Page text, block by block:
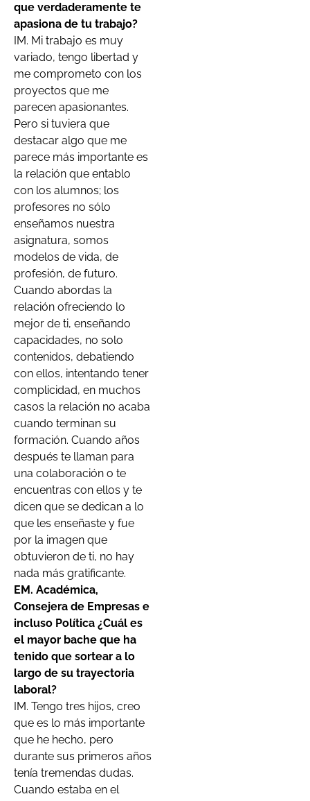
que verdaderamente te
apasiona de tu trabajo?
IM. Mi trabajo es muy
variado, tengo libertad y
me comprometo con los
proyectos que me
parecen apasionantes.
Pero si tuviera que
destacar algo que me
parece más importante es
la relación que entablo
con los alumnos; los
profesores no sólo
enseñamos nuestra
asignatura, somos
modelos de vida, de
profesión, de futuro.
Cuando abordas la
relación ofreciendo lo
mejor de ti, enseñando
capacidades, no solo
contenidos, debatiendo
con ellos, intentando tener
complicidad, en muchos
casos la relación no acaba
cuando terminan su
formación. Cuando años
después te llaman para
una colaboración o te
encuentras con ellos y te
dicen que se dedican a lo
que les enseñaste y fue
por la imagen que
obtuvieron de ti, no hay
nada más gratificante.
EM. Académica,
Consejera de Empresas e
incluso Política ¿Cuál es
el mayor bache que ha
tenido que sortear a lo
largo de su trayectoria
laboral?
IM. Tengo tres hijos, creo
que es lo más importante
que he hecho, pero
durante sus primeros años
tenía tremendas dudas.
Cuando estaba en el